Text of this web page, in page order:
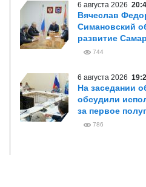
6 августа 2026
Вячеслав
Симановский
развитие
744
6 августа 2026
На заседании
обсудили
за первое
786